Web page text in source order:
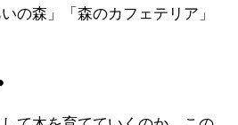
の森」「森のカフェテリア」